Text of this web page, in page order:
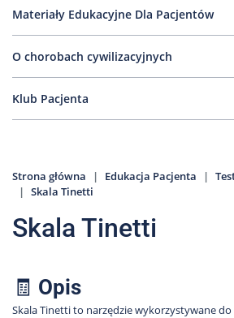
O
nas
Marki
Media
o
Kariera
Kontakt
801
502
O chorobach cywilizacyjnych
Materiały Edukacyjne Dla Pacjentów
Klub Pacjenta
Strona główna Edukacja Pacjenta
Skala Tinetti
Skala Tinetti
🧾 Opis
Skala Tinetti to narzędzie wykorzystywane